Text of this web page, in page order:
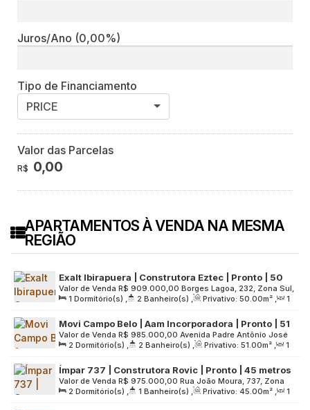
Juros/Ano (0,00%)
Tipo de Financiamento
PRICE
Valor das Parcelas
R$ 0,00
APARTAMENTOS À VENDA NA MESMA
REGIÃO
Exalt Ibirapuera | Construtora Eztec | Pronto | 50
metros | 01 suíte | 02 varandas | lavabo | 01 vaga
R$ 909.000,00
Valor de Venda
Borges Lagoa, 232, Zona Sul,
04038-001, Vila Clementino, São Paulo, São Paulo, Brasil
1 Dormitório(s) , 2 Banheiro(s) , Privativo: 50.00m² ,
1
Sala(s) , 1 Suíte(s) , 1 Vaga(s) , Útil: 50.00m² ,
Terreno:
2500.00m²
Movi Campo Belo | Aam Incorporadora | Pronto | 51
metros | 02 dormitórios | suíte | varanda | 01 vaga
R$ 985.000,00
Valor de Venda
Avenida Padre Antônio José
dos Santos, 42, Zona Sul, 04563-000, Cidade Monções, São
Paulo, São Paulo, Brasil
2 Dormitório(s) , 2 Banheiro(s) , Privativo: 51.00m² ,
1
Sala(s) , 1 Suíte(s) , 1 Vaga(s) , Útil: 51.00m² ,
Terreno:
1344.00m²
Ímpar 737 | Construtora Rovic | Pronto | 45 metros
| 02 dormitórios | com varanda | sem vaga
R$ 975.000,00
Valor de Venda
Rua João Moura, 737, Zona
Oeste, 05412-001, Pinheiros, São Paulo, São Paulo, Brasil
2 Dormitório(s) , 1 Banheiro(s) , Privativo: 45.00m² ,
1
Sala(s) , Útil: 45.00m² , Terreno: 920.00m²